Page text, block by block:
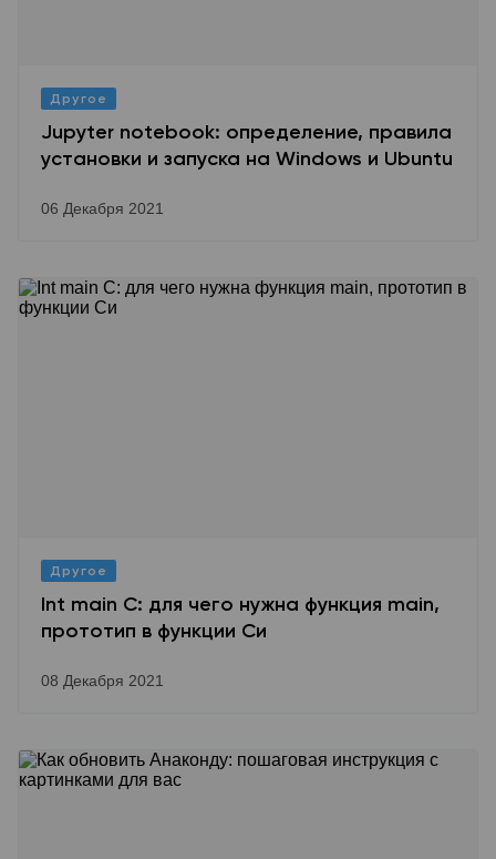
Другое
Jupyter notebook: определение, правила
установки и запуска на Windows и Ubuntu
06 Декабря 2021
Другое
Int main C: для чего нужна функция main,
прототип в функции Cи
08 Декабря 2021